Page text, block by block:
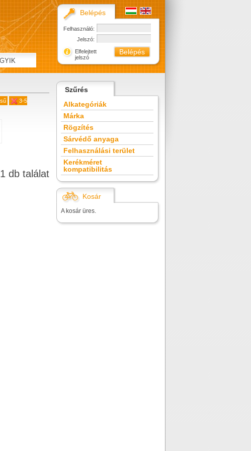
3-5
1 db találat
Szűrés
Alkategóriák
Márka
Rögzítés
Sárvédő anyaga
Felhasználási terület
Kerékméret
kompatibilitás
Kosár
A kosár üres.
Belépés
Felhasználó:
Jelszó:
Elfelejtett
jelszó
GYIK